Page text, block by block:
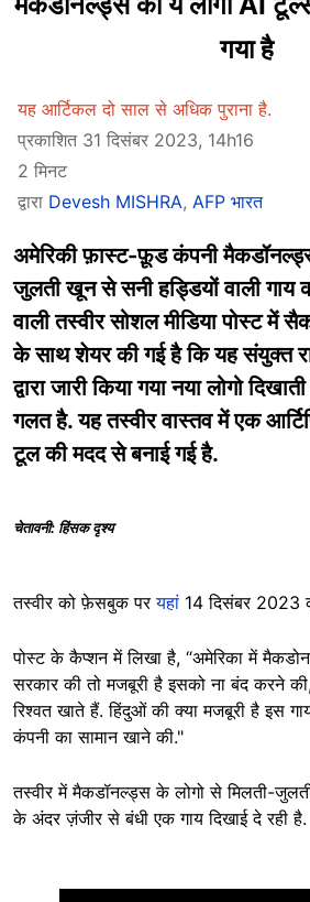
गया है
यह आर्टिकल दो साल से अधिक पुराना है.
प्रकाशित 31 दिसंबर 2023, 14h16
2 मिनट
द्वारा Devesh MISHRA, AFP भारत
अमेरिकी फ़ास्ट-फ़ूड कंपनी
जुलती खून से सनी हड्डियों वाली गाय
वाली तस्वीर सोशल मीडिया पोस्ट में
के साथ शेयर की गई है कि यह संयुक्त
द्वारा जारी किया गया नया लोगो
गलत है. यह तस्वीर वास्तव में एक
टूल की मदद से बनाई गई है.
चेतावनी: हिंसक दृश्य
तस्वीर को फ़ेसबुक परयहां 14 दिसंबर 2023
पोस्ट के कैप्शन में लिखा है, “अमेरिका में
सरकार की तो मजबूरी है इसको ना बंद करने
रिश्वत खाते हैं. हिंदुओं की क्या मजबूरी है इस
कंपनी का सामान खाने की."
तस्वीर में मैकडॉनल्ड्स के लोगो से मिलती-
के अंदर ज़ंजीर से बंधी एक गाय दिखाई दे रही है.